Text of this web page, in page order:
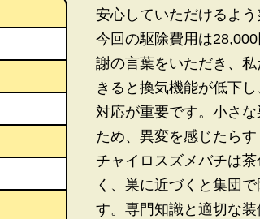
安心していただけるよう
今回の駆除費用は
謝の言葉をいただき、
きると換気機能が低下
対応が重要です。小さ
ため、異変を感じたら
チャイロスズメバチは
く、巣に近づくと集団
す。専門知識と適切な